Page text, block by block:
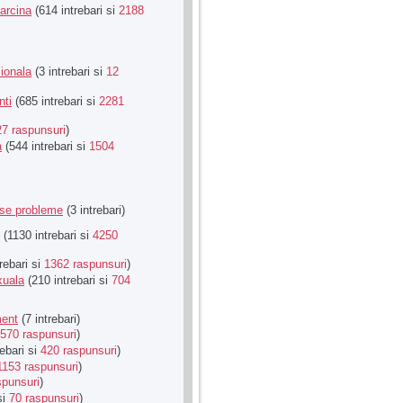
(614 intrebari si 2188
(3 intrebari si 12
(685 intrebari si 2281
raspunsuri)
(544 intrebari si 1504
probleme (3 intrebari)
(1130 intrebari si 4250
si 1362 raspunsuri)
(210 intrebari si 704
(7 intrebari)
570 raspunsuri)
si 420 raspunsuri)
raspunsuri)
)
70 raspunsuri)